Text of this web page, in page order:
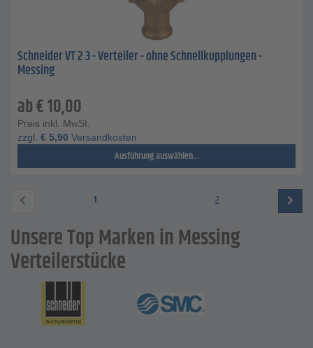
Schneider VT 2 3 - Verteiler - ohne Schnellkupplungen -
Messing
ab€10,00
Preis inkl. MwSt.
zzgl. € 5,90 Versandkosten
Ausführung auswählen...
1 2
Unsere Top Marken in Messing
Verteilerstücke